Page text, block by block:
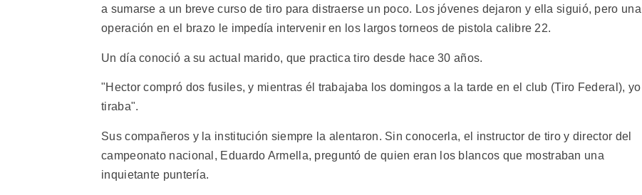
a sumarse a un breve curso de tiro para distraerse un poco. Los jóvenes dejaron y ella siguió, pero una
operación en el brazo le impedía intervenir en los largos torneos de pistola calibre 22.
Un día conoció a su actual marido, que practica tiro desde hace 30 años.
"Hector compró dos fusiles, y mientras él trabajaba los domingos a la tarde en el club (Tiro Federal), yo
tiraba".
Sus compañeros y la institución siempre la alentaron. Sin conocerla, el instructor de tiro y director del
campeonato nacional, Eduardo Armella, preguntó de quien eran los blancos que mostraban una
inquietante puntería.